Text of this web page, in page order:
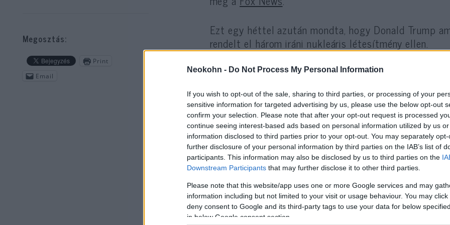
Neokohn - Do Not Process My Personal Information
If you wish to opt-out of the sale, sharing to third parties, or processing of your
sensitive information for targeted advertising by us, please use the below opt-out
confirm your selection. Please note that after your opt-out request is processed
continue seeing interest-based ads based on personal information utilized by us
information disclosed to third parties prior to your opt-out. You may separately
further disclosure of your personal information by third parties on the IAB’s list of
participants. This information may also be disclosed by us to third parties on the
Downstream Participants that may further disclose it to other third parties.
Please note that this website/app uses one or more Google services and may
information including but not limited to your visit or usage behaviour. You may
deny consent to Google and its third-party tags to use your data for below
in below Google consent section.
Ezt egy héttel azután mondta, hogy Donald Trump
rendelt el három iráni nukleáris létesítmény ellen.
„Irán biztosan sietni fog a nukleáris
meg is kellene szereznie őket”
– írta Cusack június 27-én egy közösségi médiás
annak, hogy visszatartsa az Egyesült Államokat és
Közel-Kelet minden országát.”
Cusack régóta kritizálja a Trump-kormányt és a
kormány gázai műveleteit a Hamász által vezetett,
Megosztás:
Print
Email